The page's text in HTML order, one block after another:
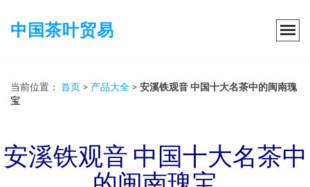
中国茶叶贸易
当前位置： 首页 > 产品大全 > 安溪铁观音 中国十大名茶中的闽南瑰
宝
安溪铁观音 中国十大名茶中